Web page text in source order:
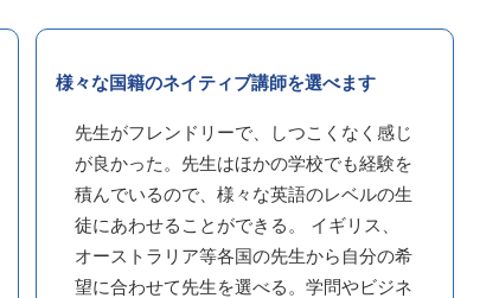
様々な国籍のネイティブ講師を選べます
先生がフレンドリーで、しつこくなく感じ
が良かった。先生はほかの学校でも経験を
積んでいるので、様々な英語のレベルの生
徒にあわせることができる。 イギリス、
オーストラリア等各国の先生から自分の希
望に合わせて先生を選べる。学問やビジネ